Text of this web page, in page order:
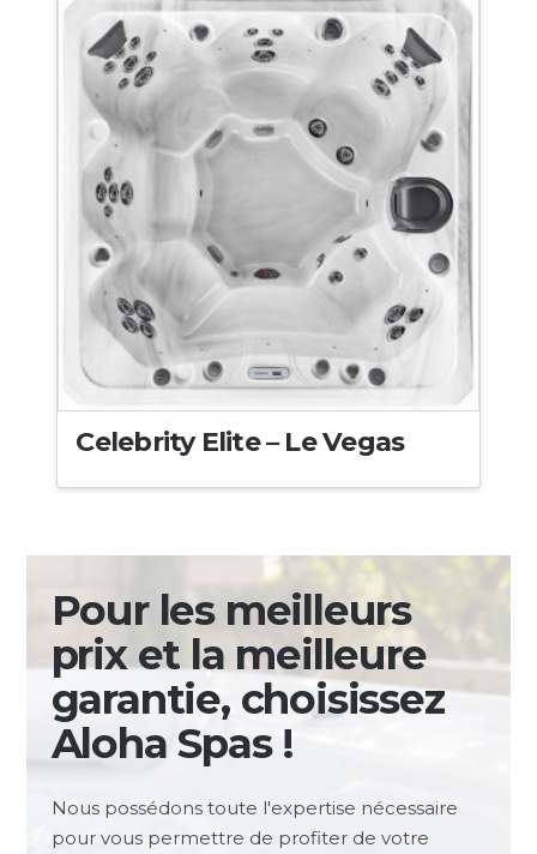
Celebrity Elite – Le Vegas
Pour les meilleurs
prix et la meilleure
garantie, choisissez
Aloha Spas !
Nous possédons toute l'expertise nécessaire
pour vous permettre de profiter de votre